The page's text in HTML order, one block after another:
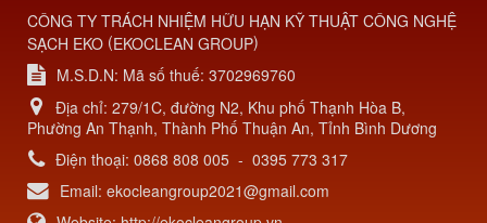
CÔNG TY TRÁCH NHIỆM HỮU HẠN KỸ THUẬT CÔNG NGHỆ
SẠCH EKO (EKOCLEAN GROUP)
M.S.D.N: Mã số thuế: 3702969760
Địa chỉ: 279/1C, đường N2, Khu phố Thạnh Hòa B,
Phường An Thạnh, Thành Phố Thuận An, Tỉnh Bình Dương
Điện thoại: 0868 808 005 - 0395 773 317
Email: ekocleangroup2021@gmail.com